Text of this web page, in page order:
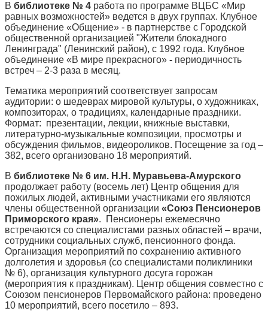
В библиотеке № 4 работа по программе ВЦБС «Мир
равных возможностей» ведется в двух группах. Клубное
объединение «Общение» - в партнерстве с Городской
общественной организацией "Жители блокадного
Ленинграда" (Ленинский район), с 1992 года. Клубное
объединение «В мире прекрасного» - периодичность
встреч – 2-3 раза в месяц.
Тематика мероприятий соответствует запросам
аудитории: о шедеврах мировой культуры, о художниках,
композиторах, о традициях, календарные праздники.
Формат: презентации, лекции, книжные выставки,
литературно-музыкальные композиции, просмотры и
обсуждения фильмов, видеороликов. Посещение за год –
382, всего организовано 18 мероприятий.
В библиотеке № 6 им. Н.Н. Муравьева-Амурского
продолжает работу (восемь лет) Центр общения для
пожилых людей, активными участниками его являются
члены общественной организации «Союз Пенсионеров
Приморского края». Пенсионеры ежемесячно
встречаются со специалистами разных областей – врачи,
сотрудники социальных служб, пенсионного фонда.
Организация мероприятий по сохранению активного
долголетия и здоровья (со специалистами поликлиники
№ 6), организация культурного досуга горожан
(мероприятия к праздникам). Центр общения совместно с
Союзом пенсионеров Первомайского района: проведено
10 мероприятий, всего посетило – 893.